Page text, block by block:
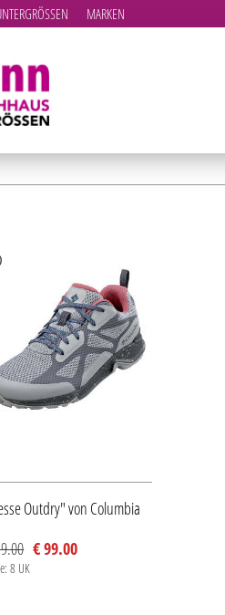
MARKEN
Outdry" von Columbia
€ 99.00
8 UK